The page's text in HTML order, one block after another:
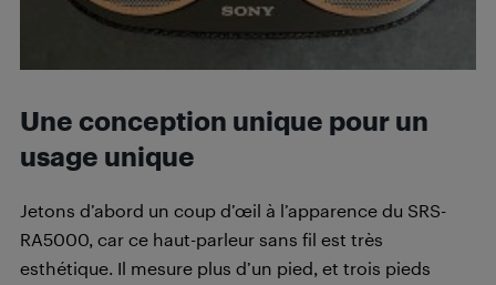
Une conception unique pour un
usage unique
Jetons d’abord un coup d’œil à l’apparence du SRS-
RA5000, car ce haut-parleur sans fil est très
esthétique. Il mesure plus d’un pied, et trois pieds